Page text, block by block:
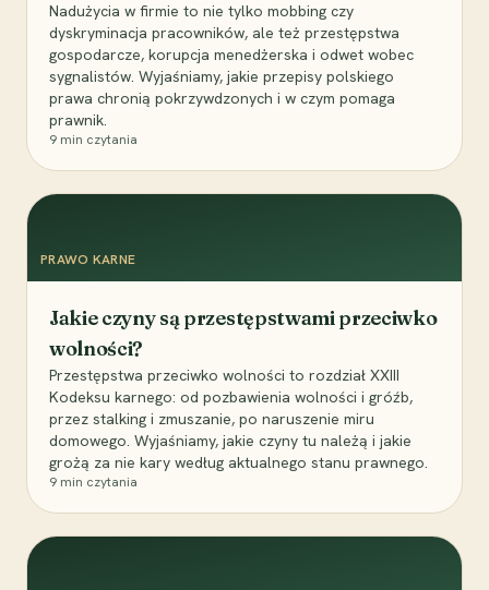
Nadużycia w firmie to nie tylko mobbing czy
dyskryminacja pracowników, ale też przestępstwa
gospodarcze, korupcja menedżerska i odwet wobec
sygnalistów. Wyjaśniamy, jakie przepisy polskiego
prawa chronią pokrzywdzonych i w czym pomaga
prawnik.
9 min czytania
PRAWO KARNE
Jakie czyny są przestępstwami przeciwko
wolności?
Przestępstwa przeciwko wolności to rozdział XXIII
Kodeksu karnego: od pozbawienia wolności i gróźb,
przez stalking i zmuszanie, po naruszenie miru
domowego. Wyjaśniamy, jakie czyny tu należą i jakie
grożą za nie kary według aktualnego stanu prawnego.
9 min czytania